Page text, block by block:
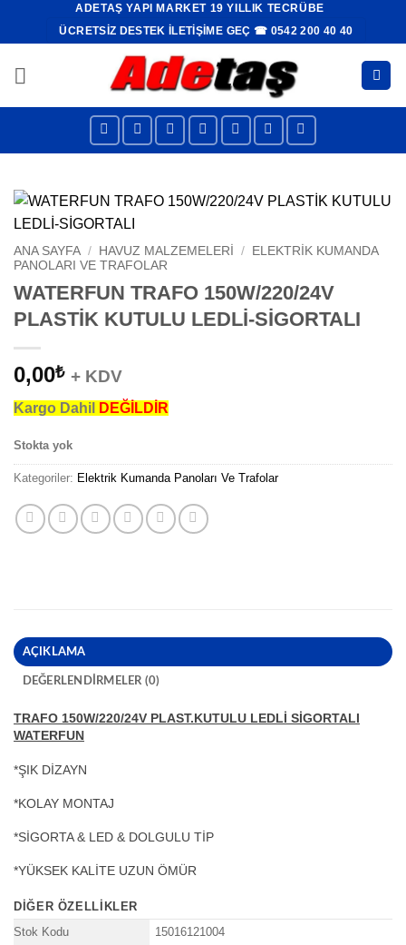
ADETAŞ YAPI MARKET 19 YILLIK TECRÜBE
ÜCRETSIZ DESTEK İLETIŞIME GEÇ ☎ 0542 200 40 40
ANA SAYFA / HAVUZ MALZEMELERI /
ELEKTRIK KUMANDA
PANOLARI VE TRAFOLAR
WATERFUN TRAFO 150W/220/24V
PLASTİK KUTULU LEDLİ-SİGORTALI
0,00₺ + KDV
Kargo Dahil DEĞİLDİR
Stokta yok
Kategoriler: Elektrik Kumanda Panoları Ve Trafolar
AÇIKLAMA
DEĞERLENDIRMELER (0)
TRAFO 150W/220/24V PLAST.KUTULU LEDLİ SİGORTALI
WATERFUN
*ŞIK DİZAYN
*KOLAY MONTAJ
*SİGORTA & LED & DOLGULU TİP
*YÜKSEK KALİTE UZUN ÖMÜR
DIĞER ÖZELLIKLER
Stok Kodu
15016121004